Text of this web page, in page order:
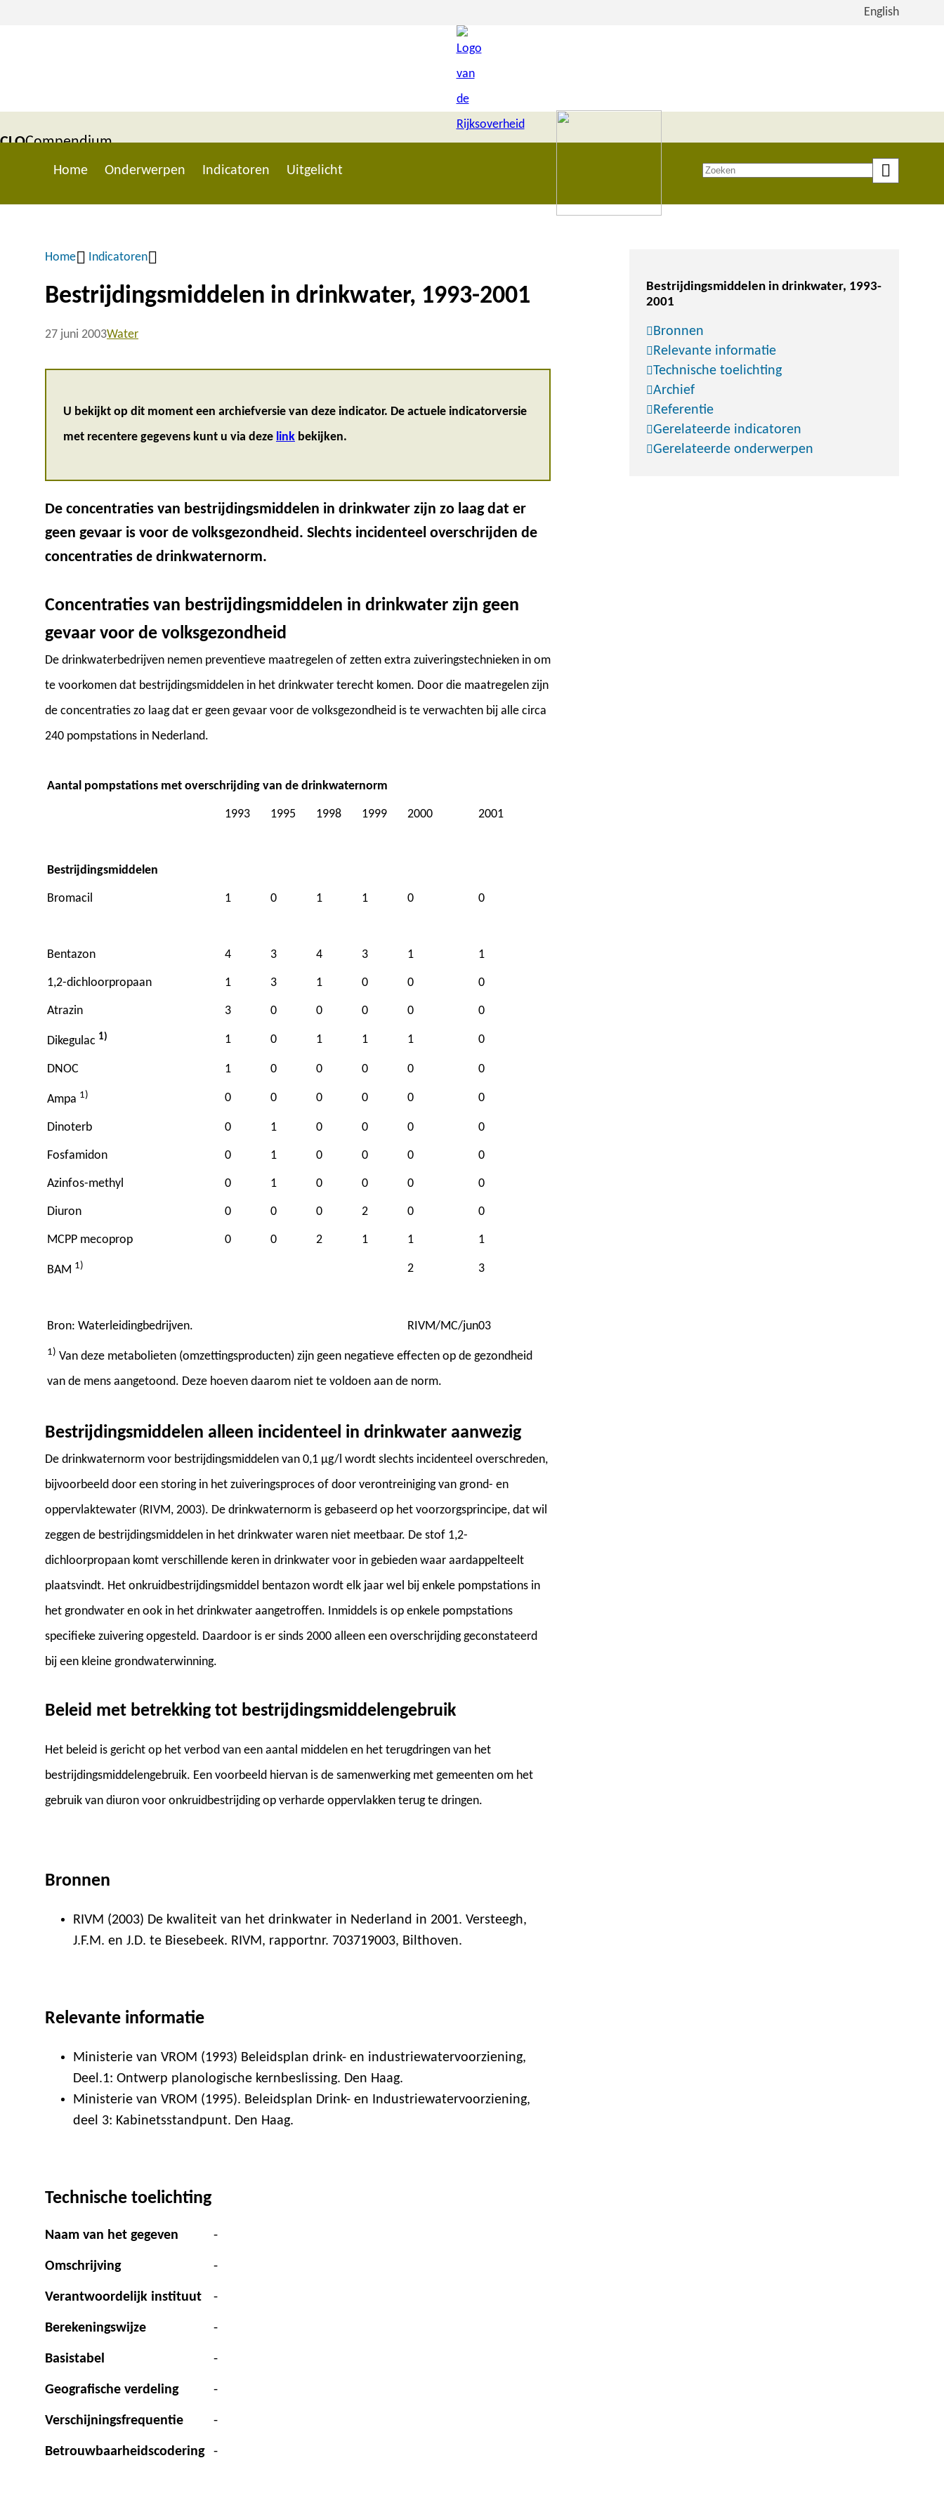
inhoud
gaan
Bekijk
English
CLOCompendium
voor de
Leefomgeving
Home Onderwerpen Indicatoren Uitgelicht
Zoeken
Kruimelpad
Home Indicatoren
Bestrijdingsmiddelen in drinkwater, 1993-2001
27 juni 2003Water
Bestrijdingsmiddelen in drinkwater, 1993-
2001
Bronnen
Relevante informatie
Technische toelichting
Archief
Referentie
Gerelateerde indicatoren
Gerelateerde onderwerpen
U bekijkt op dit moment een archiefversie van deze indicator. De actuele indicatorversie
met recentere gegevens kunt u via deze link bekijken.
De concentraties van bestrijdingsmiddelen in drinkwater zijn zo laag dat er
geen gevaar is voor de volksgezondheid. Slechts incidenteel overschrijden de
concentraties de drinkwaternorm.
Concentraties van bestrijdingsmiddelen in drinkwater zijn geen
gevaar voor de volksgezondheid
De drinkwaterbedrijven nemen preventieve maatregelen of zetten extra zuiveringstechnieken in om
te voorkomen dat bestrijdingsmiddelen in het drinkwater terecht komen. Door die maatregelen zijn
de concentraties zo laag dat er geen gevaar voor de volksgezondheid is te verwachten bij alle circa
240 pompstations in Nederland.
Aantal pompstations met overschrijding van de drinkwaternorm
1993 1995 1998 1999 2000 2001
Bestrijdingsmiddelen
Bromacil 1 0 1 1 0 0
Bentazon 4 3 4 3 1 1
1,2-dichloorpropaan 1 3 1 0 0 0
Atrazin 3 0 0 0 0 0
Dikegulac 1) 1 0 1 1 1 0
DNOC 1 0 0 0 0 0
Ampa 1) 0 0 0 0 0 0
Dinoterb 0 1 0 0 0 0
Fosfamidon 0 1 0 0 0 0
Azinfos-methyl 0 1 0 0 0 0
Diuron 0 0 0 2 0 0
MCPP mecoprop 0 0 2 1 1 1
BAM 1) 2 3
Bron: Waterleidingbedrijven. RIVM/MC/jun03
1) Van deze metabolieten (omzettingsproducten) zijn geen negatieve effecten op de gezondheid
van de mens aangetoond. Deze hoeven daarom niet te voldoen aan de norm.
Bestrijdingsmiddelen alleen incidenteel in drinkwater aanwezig
De drinkwaternorm voor bestrijdingsmiddelen van 0,1 µg/l wordt slechts incidenteel overschreden,
bijvoorbeeld door een storing in het zuiveringsproces of door verontreiniging van grond- en
oppervlaktewater (RIVM, 2003). De drinkwaternorm is gebaseerd op het voorzorgsprincipe, dat wil
zeggen de bestrijdingsmiddelen in het drinkwater waren niet meetbaar. De stof 1,2-
dichloorpropaan komt verschillende keren in drinkwater voor in gebieden waar aardappelteelt
plaatsvindt. Het onkruidbestrijdingsmiddel bentazon wordt elk jaar wel bij enkele pompstations in
het grondwater en ook in het drinkwater aangetroffen. Inmiddels is op enkele pompstations
specifieke zuivering opgesteld. Daardoor is er sinds 2000 alleen een overschrijding geconstateerd
bij een kleine grondwaterwinning.
Beleid met betrekking tot bestrijdingsmiddelengebruik
Het beleid is gericht op het verbod van een aantal middelen en het terugdringen van het
bestrijdingsmiddelengebruik. Een voorbeeld hiervan is de samenwerking met gemeenten om het
gebruik van diuron voor onkruidbestrijding op verharde oppervlakken terug te dringen.
Bronnen
RIVM (2003) De kwaliteit van het drinkwater in Nederland in 2001. Versteegh,
J.F.M. en J.D. te Biesebeek. RIVM, rapportnr. 703719003, Bilthoven.
Relevante informatie
Ministerie van VROM (1993) Beleidsplan drink- en industriewatervoorziening,
Deel.1: Ontwerp planologische kernbeslissing. Den Haag.
Ministerie van VROM (1995). Beleidsplan Drink- en Industriewatervoorziening,
deel 3: Kabinetsstandpunt. Den Haag.
Technische toelichting
Naam van het gegeven -
Omschrijving -
Verantwoordelijk instituut -
Berekeningswijze -
Basistabel -
Geografische verdeling -
Verschijningsfrequentie -
Betrouwbaarheidscodering -